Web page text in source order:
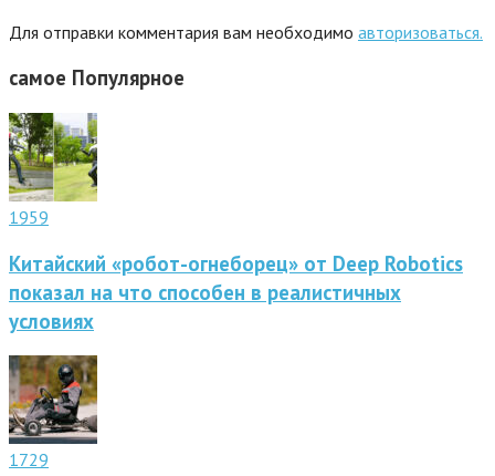
Для отправки комментария вам необходимо авторизоваться.
самое Популярное
1959
Китайский «робот-огнеборец» от Deep Robotics
показал на что способен в реалистичных
условиях
1729